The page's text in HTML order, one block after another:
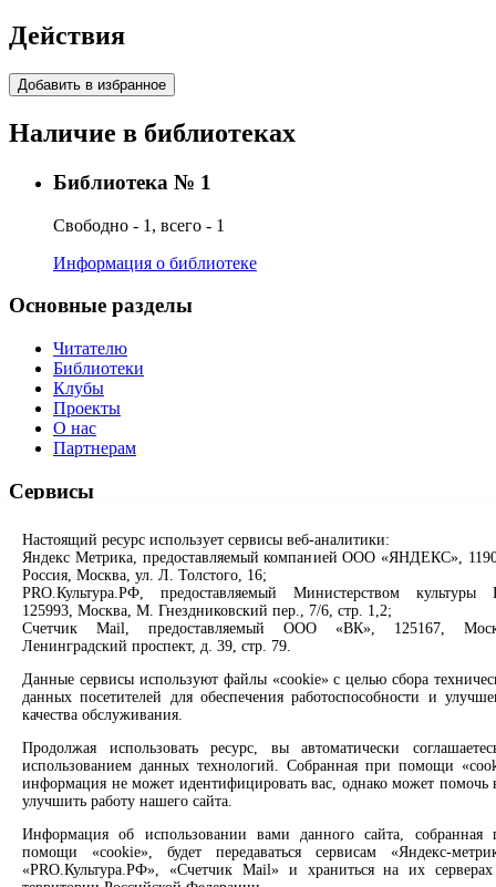
Действия
Добавить в избранное
Наличие в библиотеках
Библиотека № 1
Свободно - 1, всего - 1
Информация о библиотеке
Основные разделы
Читателю
Библиотеки
Клубы
Проекты
О нас
Партнерам
Сервисы
Продлить книгу
Спроси библиотекаря
Спроси краеведа
Оцените качество услуг
Направить обращение директору
Соцсети
Вконтакте
Одноклассники
Rutube
Заметили опечатку? Выделите текст с ошибкой и нажмите
Сообщить об ошибке
Настоящий ресурс использует сервисы веб-аналитики:
Яндекс Метрика, предоставляемый компанией ООО «ЯНДЕКС»,
Россия, Москва, ул. Л. Толстого, 16;
PRO.Культура.РФ, предоставляемый Министерством культуры
125993, Москва, М. Гнездниковский пер., 7/6, стр. 1,2;
Счетчик Mail, предоставляемый ООО «ВК», 125167,
Ленинградский проспект, д. 39, стр. 79.
Данные сервисы используют файлы «cookie» с целью сбора
данных посетителей для обеспечения работоспособности и
качества обслуживания.
Продолжая использовать ресурс, вы автоматически
использованием данных технологий. Собранная при помощи
информация не может идентифицировать вас, однако может помочь
улучшить работу нашего сайта.
Информация об использовании вами данного сайта, собранная
помощи «cookie», будет передаваться сервисам «Яндекс-
«PRO.Культура.РФ», «Счетчик Mail» и храниться на их